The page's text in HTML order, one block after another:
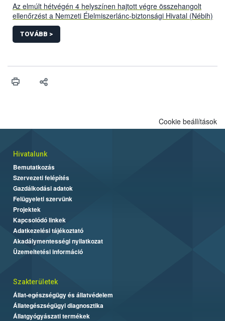
Az elmúlt hétvégén 4 helyszínen hajtott végre összehangolt
ellenőrzést a Nemzeti Élelmiszerlánc-biztonsági Hivatal (Nébih)
a Készenléti Rendőrség Nemzeti Nyomozó Iroda (KR NNI)
szervezésében, további rendőri egységekkel együttműködve. A
közös akciónak köszönhetően 50 rossz körülmények között
TOVÁBB >
Cookie beállítások
Hivatalunk
Bemutatkozás
Szervezeti felépítés
Gazdálkodási adatok
Felügyeleti szervünk
Projektek
Kapcsolódó linkek
Adatkezelési tájékoztató
Akadálymentességi nyilatkozat
Üzemeltetési információ
Szakterületek
Állat-egészségügy és állatvédelem
Állategészségügyi diagnosztika
Állatgyógyászati termékek